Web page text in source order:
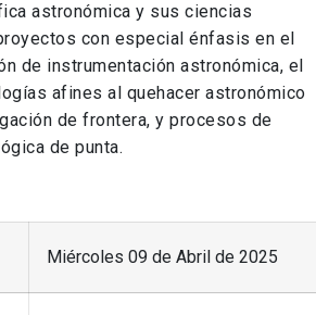
astronómica y sus ciencias
con especial énfasis en el
de instrumentación astronómica, el
afines al quehacer astronómico
de frontera, y procesos de
de punta.
Miércoles 09 de Abril de 2025